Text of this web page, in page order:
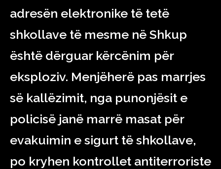
adresën elektronike të tetë
shkollave të mesme në Shkup
është dërguar kërcënim për
eksploziv. Menjëherë pas marrjes
së kallëzimit, nga punonjësit e
policisë janë marrë masat për
evakuimin e sigurt të shkollave,
po kryhen kontrollet antiterroriste